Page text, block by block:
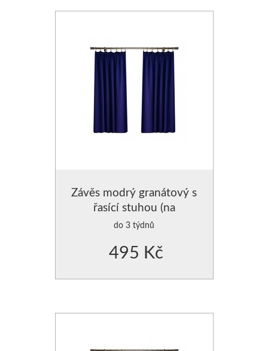
Závěs modrý granátový s
řasící stuhou (na
žabky,háčky)
do 3 týdnů
495 Kč